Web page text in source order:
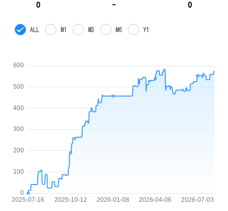
0 - 0
ALL M1 M3 M6 Y1